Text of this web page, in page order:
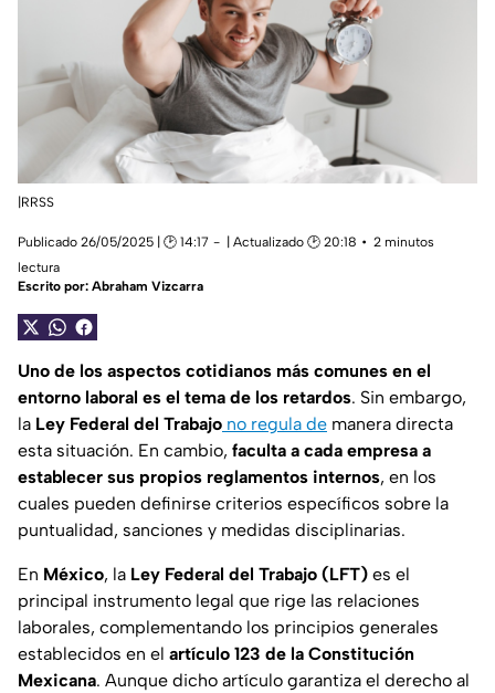
|RRSS
Publicado 26/05/2025 | 🕑 14:17 | Actualizado 🕑 20:18
2 minutos
lectura
Escrito por: Abraham Vizcarra
Uno de los aspectos cotidianos más comunes en el
entorno laboral es el tema de los retardos. Sin embargo,
la Ley Federal del Trabajo no regula de manera directa
esta situación. En cambio, faculta a cada empresa a
establecer sus propios reglamentos internos, en los
cuales pueden definirse criterios específicos sobre la
puntualidad, sanciones y medidas disciplinarias.
En México, la Ley Federal del Trabajo (LFT) es el
principal instrumento legal que rige las relaciones
laborales, complementando los principios generales
establecidos en el artículo 123 de la Constitución
Mexicana. Aunque dicho artículo garantiza el derecho al